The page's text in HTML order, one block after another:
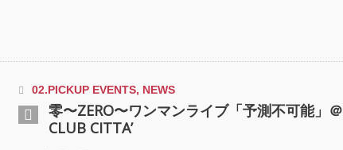
山町」―』
て。120人で過去
『ANTENNA』
by YOH
02.PICKUP EVENTS, NEWS
零〜ZERO〜ワンマンライブ「予測不可能」＠
CLUB CITTA’